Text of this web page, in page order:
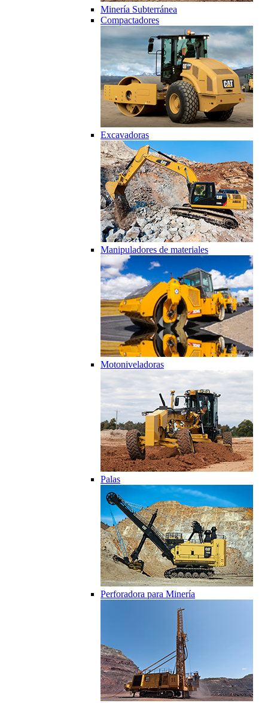
Minería Subterránea
Compactadores
Excavadoras
Manipuladores de materiales
Motoniveladoras
Palas
Perforadora para Minería